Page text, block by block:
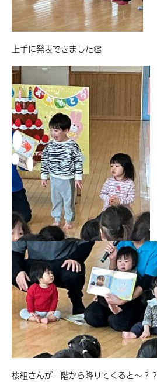
上手に発表できました👏
桜組さんが二階から降りてくると～？？